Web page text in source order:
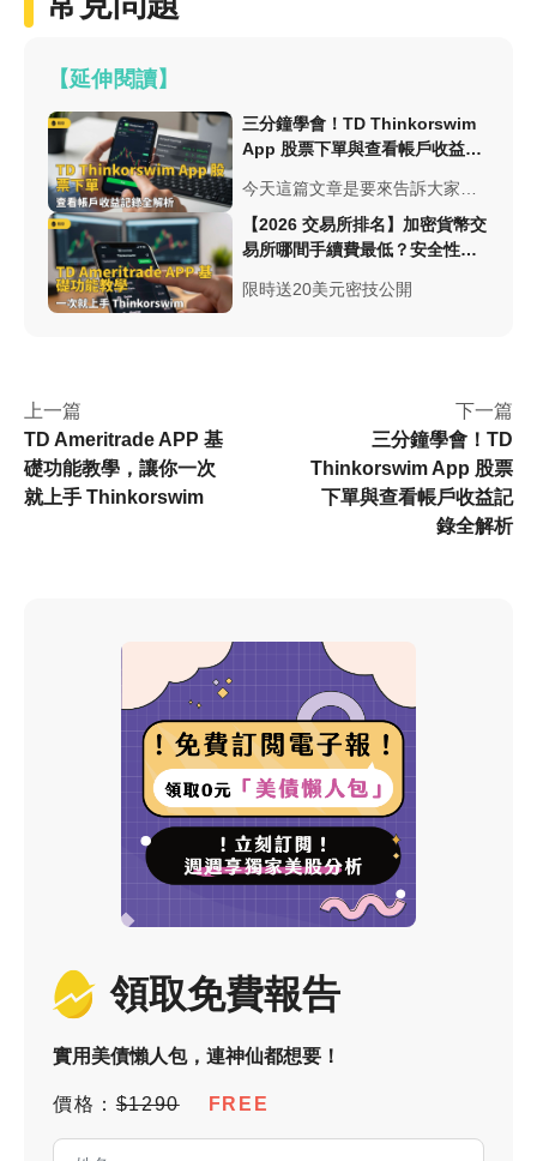
【延伸閱讀】
三分鐘學會！TD Thinkorswim
App 股票下單與查看帳戶收益記
今天這篇文章是要來告訴大家，
如何在 TOS App 裡進行「股票下
單」以及「查看帳戶收益紀
錄」。全程會使用TOS的模擬
倉，從股票下單、查看帳戶收益
【2026 交易所排名】加密貨幣交
易所哪間手續費最低？安全性與
限時送20美元密技公開
上一篇
TD Ameritrade APP 基
礎功能教學，讓你一次
就上手 Thinkorswim
下一篇
三分鐘學會！TD
Thinkorswim App 股票
下單與查看帳戶收益記
錄全解析
領取免費報告
實用美債懶人包，連神仙都想要！
價格：$1290 FREE